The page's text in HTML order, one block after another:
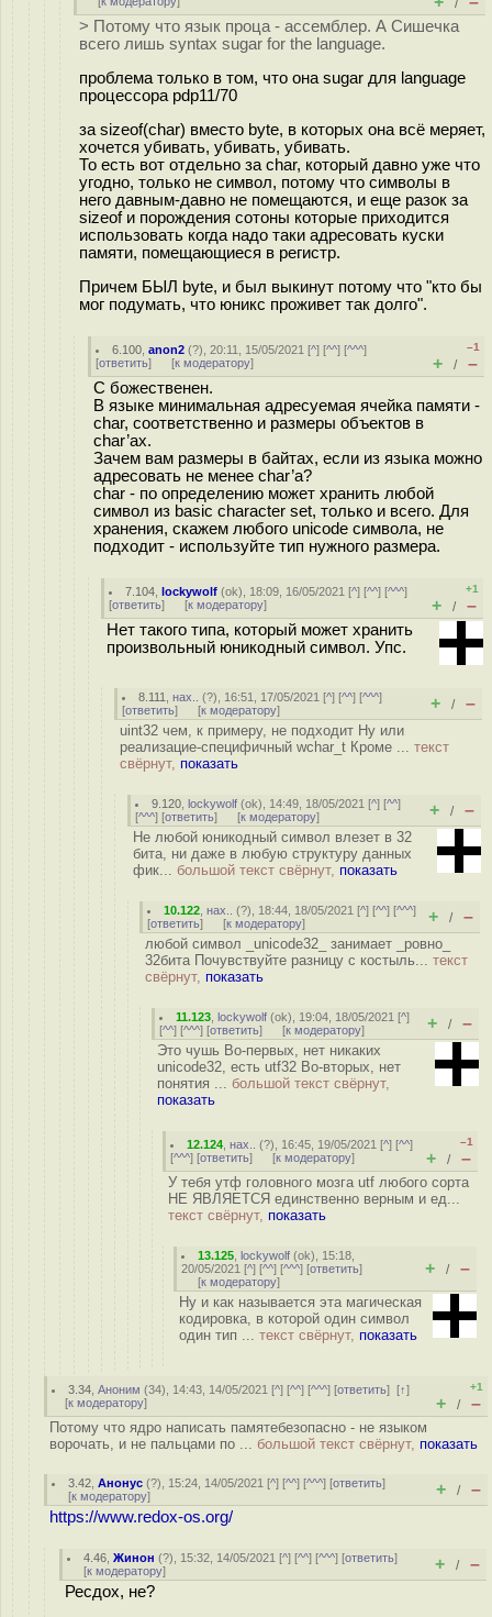
/
> Потому что язык проца - ассемблер. А Сишечка
всего лишь syntax sugar for the language.
проблема только в том, что она sugar для language
процессора pdp11/70
за sizeof(char) вместо byte, в которых она всё меряет,
хочется убивать, убивать, убивать.
То есть вот отдельно за char, который давно уже что
угодно, только не символ, потому что символы в
него давным-давно не помещаются, и еще разок за
sizeof и порождения сотоны которые приходится
использовать когда надо таки адресовать куски
памяти, помещающиеся в регистр.
Причем БЫЛ byte, и был выкинут потому что "кто бы
мог подумать, что юникс проживет так долго".
6.100 ,anon2 (?), 20:11, 15/05/2021 [^] [^^] [^^^]
[ответить] [к модератору]
–1
+ / –
С божественен.
В языке минимальная адресуемая ячейка памяти -
char, соответственно и размеры объектов в
char’ах.
Зачем вам размеры в байтах, если из языка можно
адресовать не менее char’а?
char - по определению может хранить любой
символ из basic character set, только и всего. Для
хранения, скажем любого unicode символа, не
подходит - используйте тип нужного размера.
7.104 ,lockywolf (ok), 18:09, 16/05/2021 [^] [^^] [^^^]
[ответить] [к модератору]
+1
+ / –
Нет такого типа, который может хранить
произвольный юникодный символ. Упс.
8.111 ,нах.. (?), 16:51, 17/05/2021 [^] [^^] [^^^]
[ответить] [к модератору] + / –
uint32 чем, к примеру, не подходит Ну или
реализацие-специфичный wchar_t Кроме ... текст
свёрнут, показать
9.120 ,lockywolf (ok), 14:49, 18/05/2021 [^] [^^]
[^^^] [ответить] [к модератору] + / –
Не любой юникодный символ влезет в 32
бита, ни даже в любую структуру данных
фик... большой текст свёрнут, показать
10.122 ,нах.. (?), 18:44, 18/05/2021 [^] [^^] [^^^]
[ответить] [к модератору] + / –
любой символ _unicode32_ занимает _ровно_
32бита Почувствуйте разницу с костыль... текст
свёрнут, показать
11.123 ,lockywolf (ok), 19:04, 18/05/2021 [^]
[^^] [^^^] [ответить] [к модератору] + / –
Это чушь Во-первых, нет никаких
unicode32, есть utf32 Во-вторых, нет
понятия ... большой текст свёрнут,
показать
12.124 ,нах.. (?), 16:45, 19/05/2021 [^] [^^]
[^^^] [ответить] [к модератору]
–1
+ / –
У тебя утф головного мозга utf любого сорта
НЕ ЯВЛЯЕТСЯ единственно верным и ед...
текст свёрнут, показать
13.125 ,lockywolf (ok), 15:18,
20/05/2021 [^] [^^] [^^^] [ответить]
[к модератору]
+ / –
Ну и как называется эта магическая
кодировка, в которой один символ
один тип ... текст свёрнут, показать
3.34 ,Аноним (34), 14:43, 14/05/2021 [^] [^^] [^^^] [ответить][↑]
[к модератору]
+1
+ / –
Потому что ядро написать памятебезопасно - не языком
ворочать, и не пальцами по ... большой текст свёрнут, показать
3.42 ,Анонус (?), 15:24, 14/05/2021 [^] [^^] [^^^] [ответить]
[к модератору] + / –
https://www.redox-os.org/
4.46 ,Жинон (?), 15:32, 14/05/2021 [^] [^^] [^^^] [ответить]
[к модератору] + / –
Ресдох, не?